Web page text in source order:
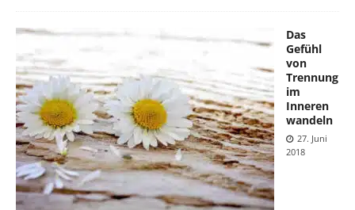
Das
Gefühl
von
Trennung
im
Inneren
wandeln
27. Juni
2018